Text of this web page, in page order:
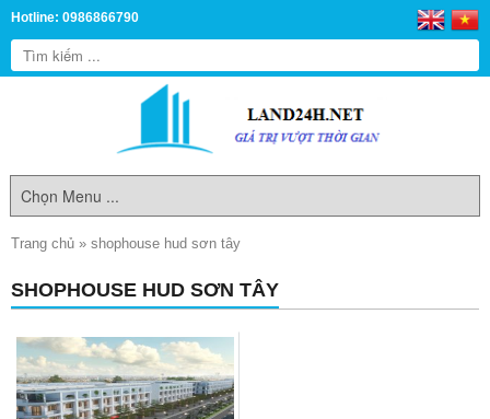
Hotline: 0986866790
Trang chủ » shophouse hud sơn tây
SHOPHOUSE HUD SƠN TÂY